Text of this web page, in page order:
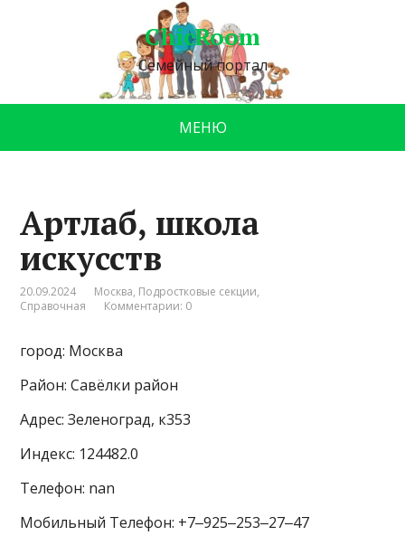
ChicRoom
Семейный портал
МЕНЮ
Артлаб, школа
искусств
20.09.2024 Москва, Подростковые секции,
Справочная
Комментарии: 0
город: Москва
Район: Савёлки район
Адрес: Зеленоград, к353
Индекс: 124482.0
Телефон: nan
Мобильный Телефон: +7‒925‒253‒27‒47